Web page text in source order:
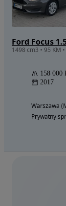
Ford Focus
158 000
2017
Warszawa
Prywatny